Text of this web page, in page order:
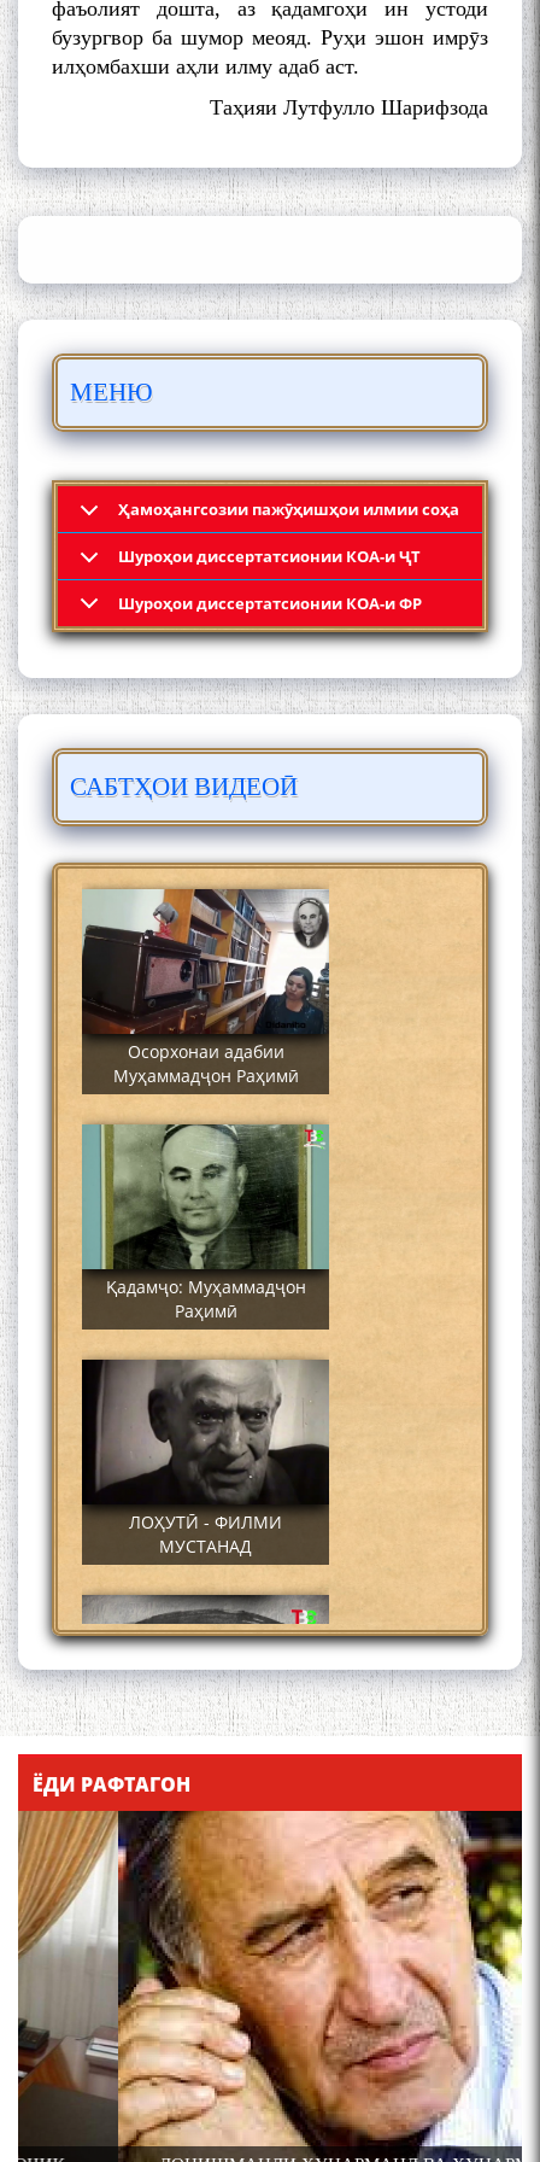
фаъолият дошта, аз қадамгоҳи ин устоди
бузургвор ба шумор меояд. Руҳи эшон имрӯз
илҳомбахши аҳли илму адаб аст.
Таҳияи Лутфулло Шарифзода
МЕНЮ
Ҳамоҳангсозии пажӯҳишҳои илмии соҳа
Шyроҳои диссертатсионии КОА-и ҶТ
Шyроҳои диссертатсионии КОА-и ФР
САБТҲОИ ВИДЕОӢ
ШАРҲИ МУЛОҚОТ БО АҲЛИ
АКАДЕМИЯИ МИЛЛИИ
ИЛМҲОИ ТОҶИКИСТОН
БО 4 000 000 СОМОНӢ
МӮЪМИН ҚАНОАТ СОХТА
Кадамчо Худои Шарифзода
Сайре дар Осорхона
Муҳаммадҷон Раҳимӣ
Осорхонаи адабии
Муҳаммадҷон Раҳимӣ
Қадамҷо: Муҳаммадҷон
Раҳимӣ
ЛОҲУТӢ - ФИЛМИ
МУСТАНАД
Қадамҷо - Лоҳутӣ
4-уми декабр- зодрӯзи
шоири абадзинда Абулқосим
Лоҳутӣ
ЁДИ РАФТАГОН